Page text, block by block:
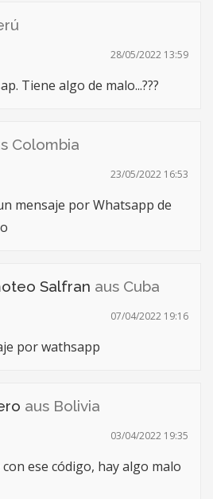
28/05/2022 13:59
Tiene algo de malo...???
Colombia
23/05/2022 16:53
mensaje por Whatsapp de
Salfran aus Cuba
07/04/2022 19:16
por wathsapp
aus Bolivia
03/04/2022 19:35
ese código, hay algo malo